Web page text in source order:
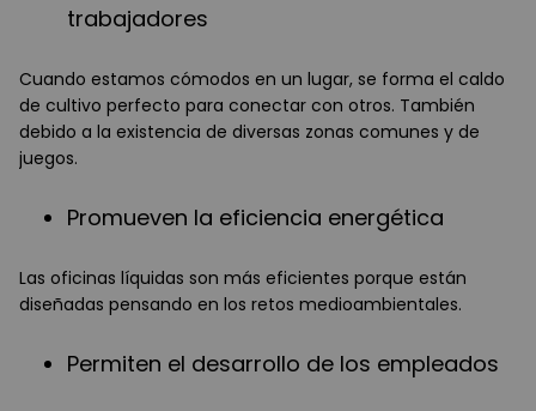
trabajadores
Cuando estamos cómodos en un lugar, se forma el caldo
de cultivo perfecto para conectar con otros. También
debido a la existencia de diversas zonas comunes y de
juegos.
Promueven la eficiencia energética
Las oficinas líquidas son más eficientes porque están
diseñadas pensando en los retos medioambientales.
Permiten el desarrollo de los empleados